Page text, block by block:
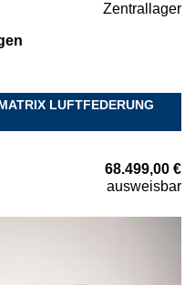
Zentrallager
LUFTFEDERUNG
68.499,00 €
ausweisbar